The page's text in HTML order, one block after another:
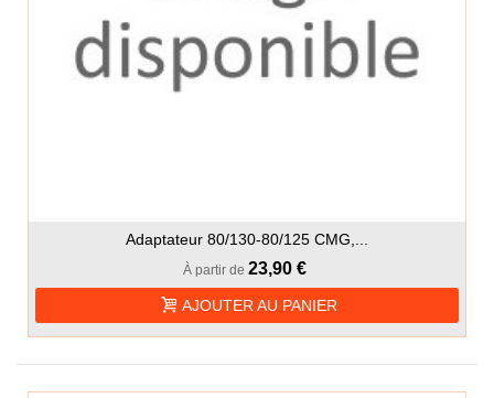
Adaptateur 80/130-80/125 CMG,...
À partir de 23,90 €
AJOUTER AU PANIER